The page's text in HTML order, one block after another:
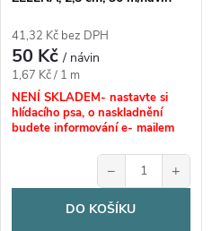
41,32 Kč bez DPH
50 Kč/ návin
Měrná
cena:
1,67 Kč / 1 m
NENÍ SKLADEM- nastavte si
hlídacího psa, o naskladnění
budete informování e- mailem
− +
DO KOŠÍKU